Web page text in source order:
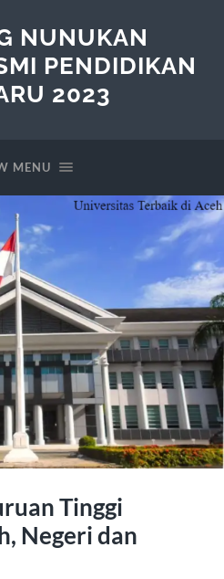
NUNUKAN
PENDIDIKAN
2023
MENU
Tinggi
Negeri dan